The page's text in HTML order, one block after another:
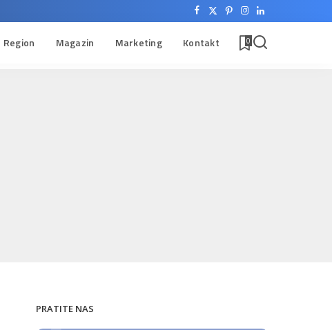
Region Magazin Marketing Kontakt 0
PRATITE NAS